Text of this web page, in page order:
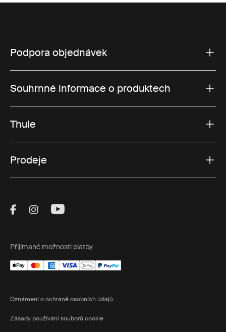
Podpora objednávek
Souhrnné informace o produktech
Thule
Prodeje
Visit Thule on Facebook (external link)
Visit Thule on Instagram (external link)
Visit Thule on Youtube (external
Přijímané možnosti platby
Oznámení o ochraně osobních údajů
Zásady používání souborů cookie